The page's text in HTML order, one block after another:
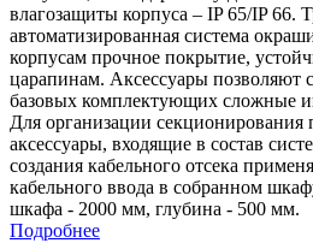
влагозащиты корпуса – IP 65/IP 66.
автоматизированная система
корпусам прочное покрытие,
царапинам. Аксессуары позволяют
базовых комплектующих сложные
Для организации секционирования
аксессуары, входящие в состав
создания кабельного отсека
кабельного ввода в собранном
шкафа - 2000 мм, глубина - 500 мм.
Подробнее